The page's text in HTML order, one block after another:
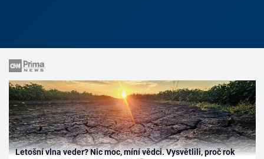
Letošní vlna veder? Nic moc, míní vědci. Vysvětlili, proč rok